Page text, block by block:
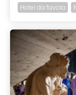
Hotel da favola